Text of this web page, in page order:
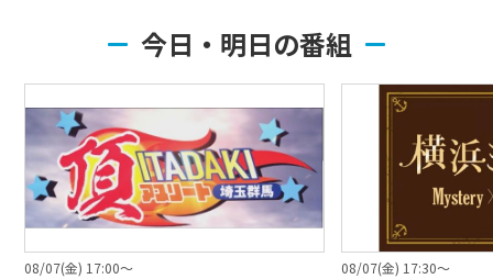
今日・明日の番組
08/07(金) 17:00〜 08/07(金) 17:30〜